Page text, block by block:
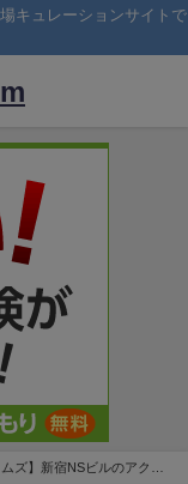
キュレーションサイトで
ムズ】新宿NSビルのアクセ